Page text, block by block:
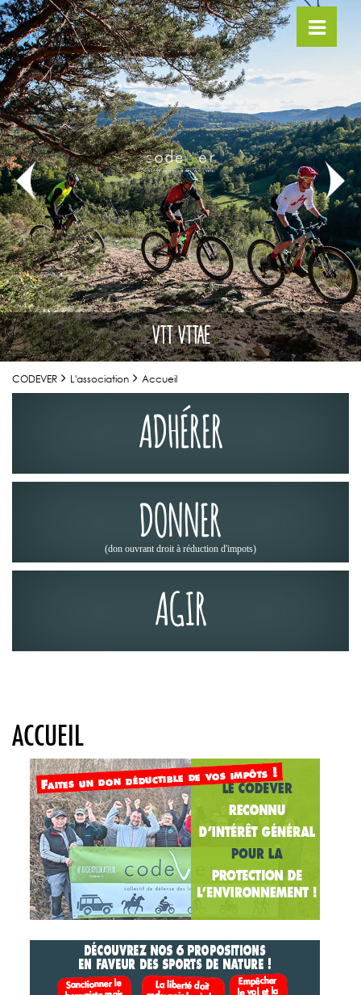
VTT VTTAE
CODEVER L'association Accueil
ADHÉRER
DONNER
(don ouvrant droit à réduction d'impots)
AGIR
ACCUEIL